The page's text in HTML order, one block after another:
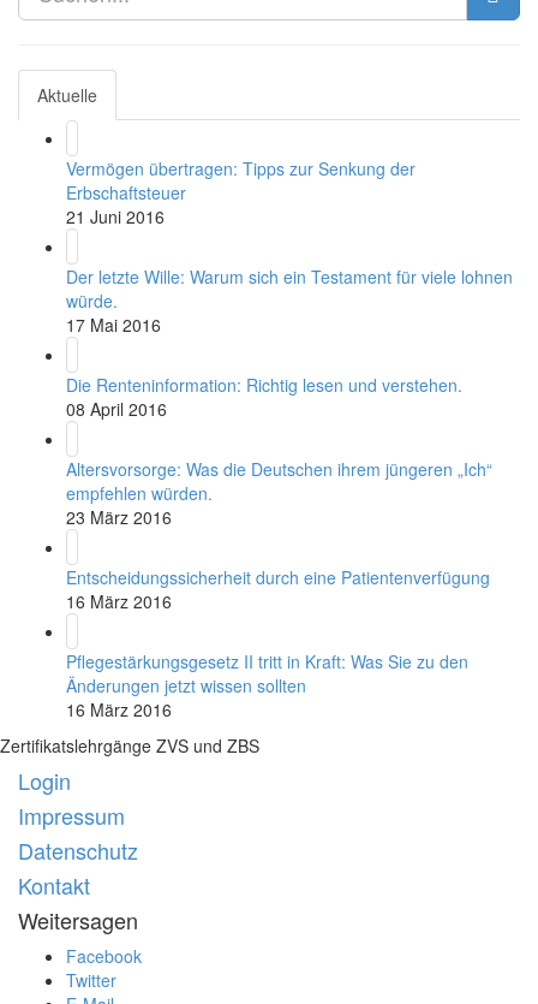
Aktuelle
Vermögen übertragen: Tipps zur Senkung der
Erbschaftsteuer
21 Juni 2016
Der letzte Wille: Warum sich ein Testament für viele lohnen
würde.
17 Mai 2016
Die Renteninformation: Richtig lesen und verstehen.
08 April 2016
Altersvorsorge: Was die Deutschen ihrem jüngeren „Ich“
empfehlen würden.
23 März 2016
Entscheidungssicherheit durch eine Patientenverfügung
16 März 2016
Pflegestärkungsgesetz II tritt in Kraft: Was Sie zu den
Änderungen jetzt wissen sollten
16 März 2016
Zertifikatslehrgänge ZVS und ZBS
Login
Impressum
Datenschutz
Kontakt
Weitersagen
Facebook
Twitter